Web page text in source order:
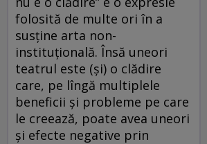
folosită de multe ori în a
susține arta non-
instituțională. Însă uneori
teatrul este (și) o clădire
care, pe lîngă multiplele
beneficii și probleme pe care
le creează, poate avea uneori
și efecte negative prin